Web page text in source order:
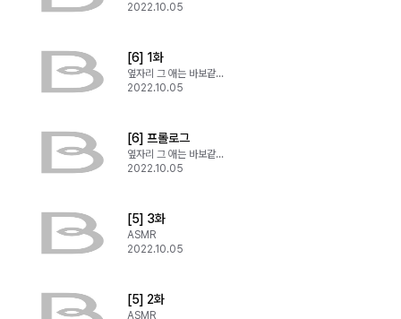
2022.10.05
[6] 1화
옆자리 그 애는 바보같은 구석이 있다
2022.10.05
[6] 프롤로그
옆자리 그 애는 바보같은 구석이 있다
2022.10.05
[5] 3화
ASMR
2022.10.05
[5] 2화
ASMR